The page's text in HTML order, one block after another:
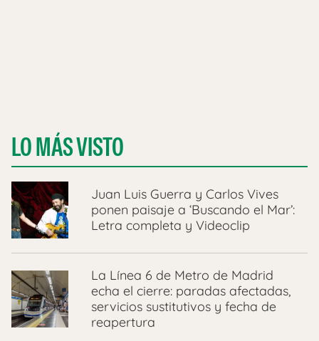
LO MÁS VISTO
Juan Luis Guerra y Carlos Vives
ponen paisaje a ‘Buscando el Mar’:
Letra completa y Videoclip
La Línea 6 de Metro de Madrid
echa el cierre: paradas afectadas,
servicios sustitutivos y fecha de
reapertura